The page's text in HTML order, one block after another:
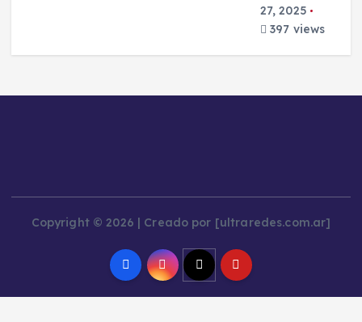
27, 2025
397 views
Copyright © 2026 | Creado por [ultraredes.com.ar]